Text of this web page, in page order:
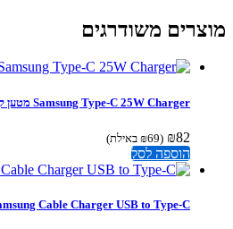
משודרגים
Samsung Type-C 25W Charger מטען קיר מקורי
(
₪69 באילת)
הוספה לסל
Samsung Cable Charger USB to Type-C כבל טעינה